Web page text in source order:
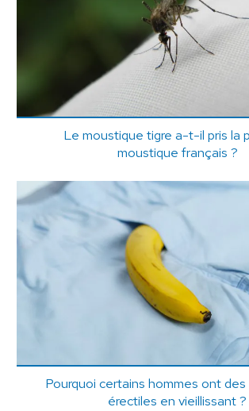
Le moustique tigre a-t-il pris la
moustique français ?
Pourquoi certains hommes ont
érectiles en vieillissant ?